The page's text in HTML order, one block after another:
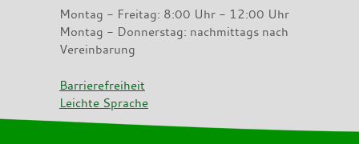
Montag - Freitag: 8:00 Uhr - 12:00 Uhr
Montag - Donnerstag: nachmittags nach
Vereinbarung
Barrierefreiheit
Leichte Sprache